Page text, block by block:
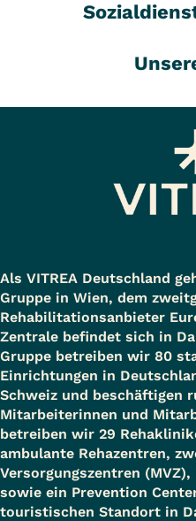
Als VITREA Deutschland
Gruppe in Wien, dem
Rehabilitationsanbieter
Zentrale befindet sich in
Gruppe betreiben wir 80
Einrichtungen in
Schweiz und beschäftigen
Mitarbeiterinnen und
betreiben wir 29
ambulante Rehazentren,
Versorgungszentren
sowie ein Prevention
touristischen Standort in